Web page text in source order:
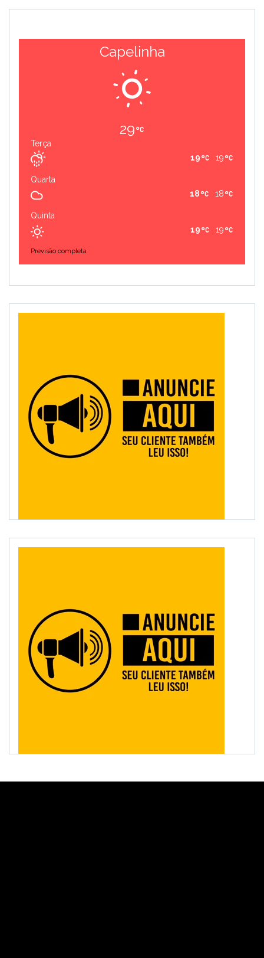
Capelinha
29
Terça
19
19
Quarta
18
18
Quinta
19
19
Previsão completa